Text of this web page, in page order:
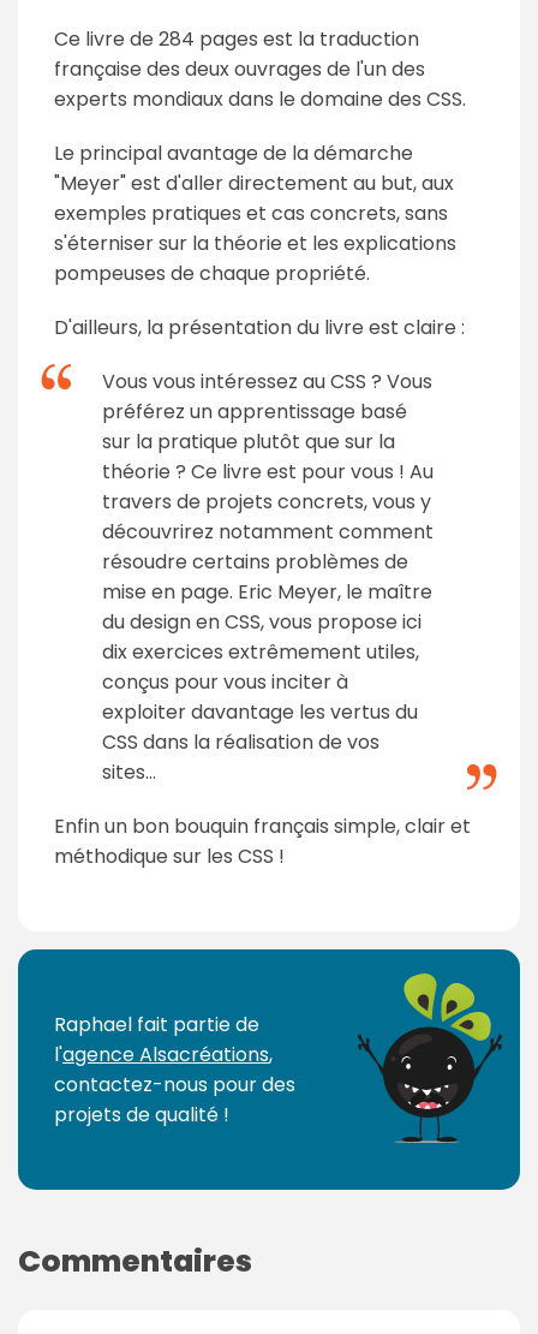
Ce livre de 284 pages est la traduction
française des deux ouvrages de l'un des
experts mondiaux dans le domaine des CSS.
Le principal avantage de la démarche
"Meyer" est d'aller directement au but, aux
exemples pratiques et cas concrets, sans
s'éterniser sur la théorie et les explications
pompeuses de chaque propriété.
D'ailleurs, la présentation du livre est claire :
Vous vous intéressez au CSS ? Vous
préférez un apprentissage basé
sur la pratique plutôt que sur la
théorie ? Ce livre est pour vous ! Au
travers de projets concrets, vous y
découvrirez notamment comment
résoudre certains problèmes de
mise en page. Eric Meyer, le maître
du design en CSS, vous propose ici
dix exercices extrêmement utiles,
conçus pour vous inciter à
exploiter davantage les vertus du
CSS dans la réalisation de vos
sites...
Enfin un bon bouquin français simple, clair et
méthodique sur les CSS !
Raphael fait partie de
l'agence Alsacréations,
contactez-nous pour des
projets de qualité !
Commentaires